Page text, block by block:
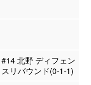
#14 北野 ディフェン
スリバウンド(0-1-1)